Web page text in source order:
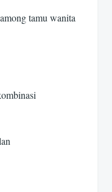
tamu wanita